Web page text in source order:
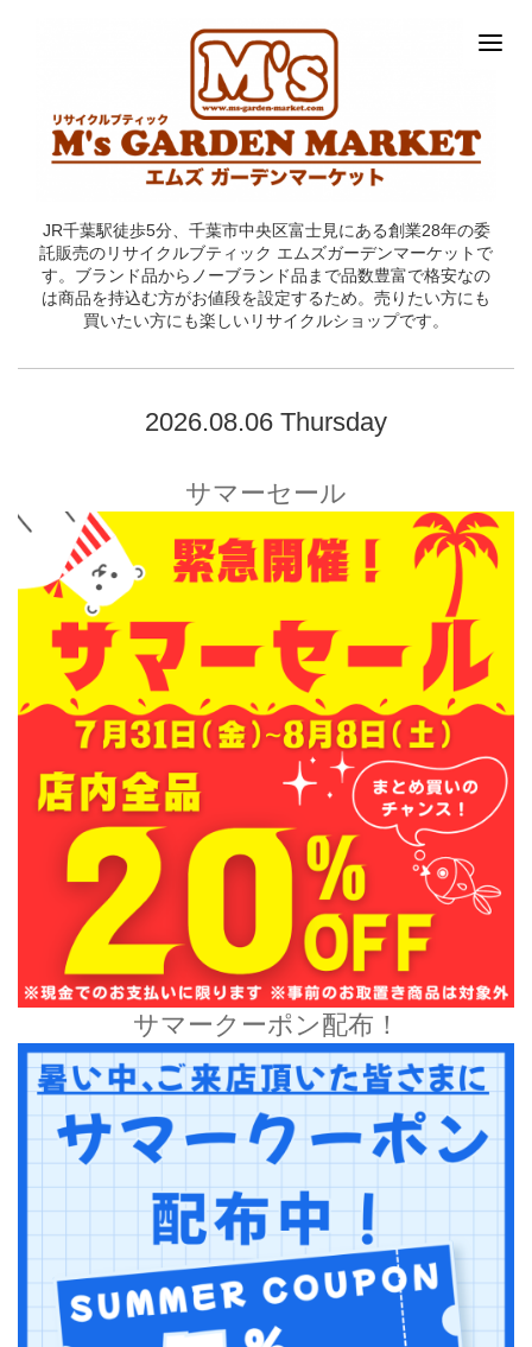
JR千葉駅徒歩5分、千葉市中央区富士見にある創業28年の委
託販売のリサイクルブティック エムズガーデンマーケットで
す。ブランド品からノーブランド品まで品数豊富で格安なの
は商品を持込む方がお値段を設定するため。売りたい方にも
買いたい方にも楽しいリサイクルショップです。
2026.08.06 Thursday
サマーセール
サマークーポン配布！